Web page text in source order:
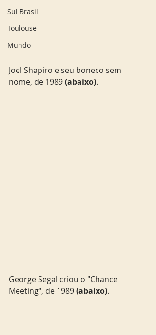
Sul Brasil
Toulouse
Mundo
Joel Shapiro e seu boneco sem
nome, de 1989 (abaixo).
George Segal criou o "Chance
Meeting", de 1989 (abaixo).